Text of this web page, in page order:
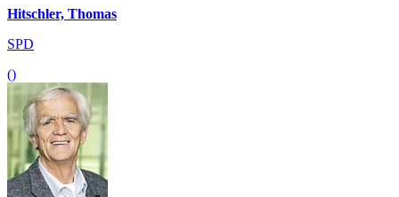
Hitschler, Thomas
SPD
()